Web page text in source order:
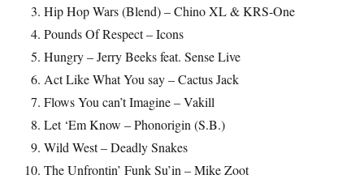
Hip Hop Wars (Blend) – Chino XL & KRS-One
Pounds Of Respect – Icons
Hungry – Jerry Beeks feat. Sense Live
Act Like What You say – Cactus Jack
Flows You can’t Imagine – Vakill
Let ‘Em Know – Phonorigin (S.B.)
Wild West – Deadly Snakes
The Unfrontin’ Funk Su’in – Mike Zoot